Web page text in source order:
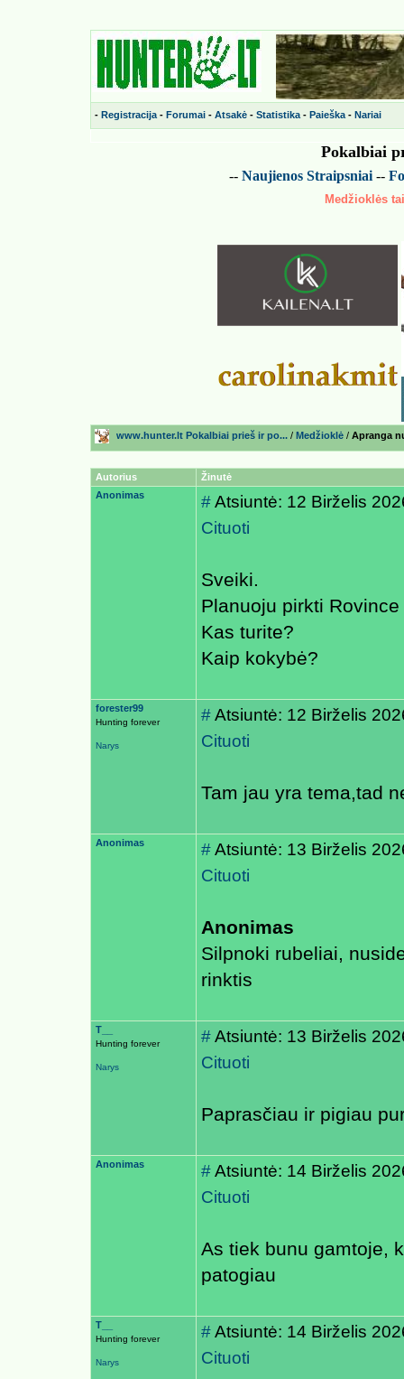
- Registracija - Forumai - Atsakė - Statistika - Paieška - Nariai
Pokalbiai
-- Naujienos Straipsniai --
Medžioklės
www.hunter.lt Pokalbiai prieš ir po... / Medžioklė / Apranga
Autorius
Žinutė
Anonimas
#Atsiuntė: 12 Birželis
Cituoti
Sveiki.
Planuoju pirkti
Kas turite?
Kaip kokybė?
forester99
Hunting forever
Narys
#Atsiuntė: 12 Birželis
Cituoti
Tam jau yra tema,tad
Anonimas #Atsiuntė: 13 Birželis
Cituoti
Anonimas
Silpnoki rubeliai,
rinktis
T__
Hunting forever
Narys
#Atsiuntė: 13 Birželis
Cituoti
Paprasčiau ir pigiau
Anonimas #Atsiuntė: 14 Birželis
Cituoti
As tiek bunu gamtoje,
patogiau
T__
Hunting forever
Narys
#Atsiuntė: 14 Birželis
Cituoti